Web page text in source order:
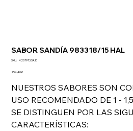
SABOR SANDÍA 983318/15 HAL
SKU:
SKU
4207973.SA10
Precio
254,40 €
NUESTROS SABORES SON
USO RECOMENDADO DE 1 -
SE DISTINGUEN POR LAS
CARACTERÍSTICAS: